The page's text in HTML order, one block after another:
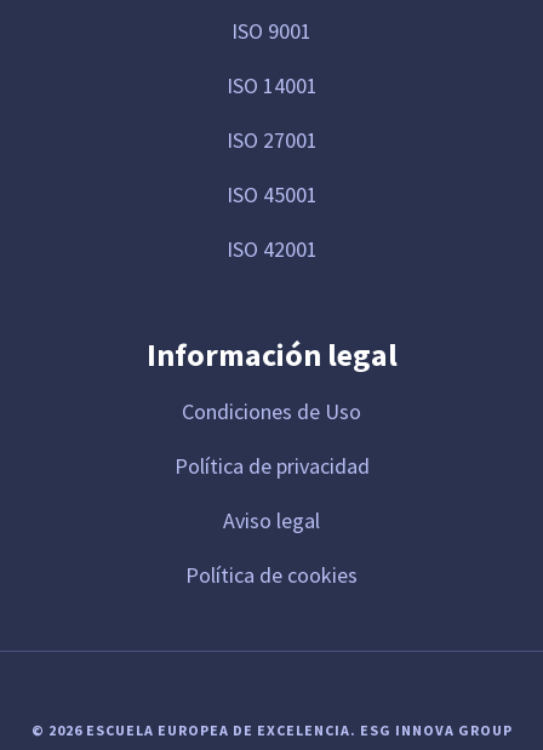
ISO 9001
ISO 14001
ISO 27001
ISO 45001
ISO 42001
Información legal
Condiciones de Uso
Política de privacidad
Aviso legal
Política de cookies
© 2026 ESCUELA EUROPEA DE EXCELENCIA. ESG INNOVA GROUP